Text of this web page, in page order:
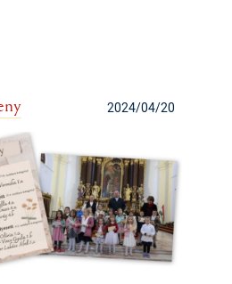
2024/04/20